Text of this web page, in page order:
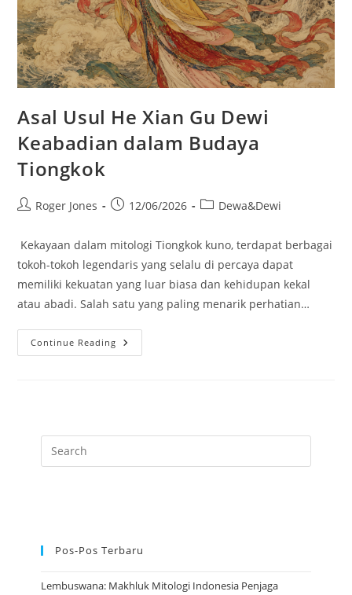
Asal Usul He Xian Gu Dewi
Keabadian dalam Budaya
Tiongkok
PostRoger Jones
Post12/06/2026
PostDewa&Dewi
Kekayaan dalam mitologi Tiongkok kuno, terdapat berbagai
tokoh-tokoh legendaris yang selalu di percaya dapat
memiliki kekuatan yang luar biasa dan kehidupan kekal
atau abadi. Salah satu yang paling menarik perhatian…
Continue Reading Asal
Usul
Tiongkok
Pos-Pos Terbaru
Lembuswana: Makhluk Mitologi Indonesia Penjaga